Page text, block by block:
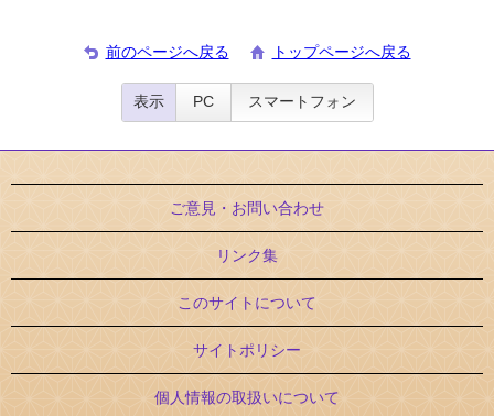
前のページへ戻る トップページへ戻る
表示 PC スマートフォン
ご意見・お問い合わせ
リンク集
このサイトについて
サイトポリシー
個人情報の取扱いについて